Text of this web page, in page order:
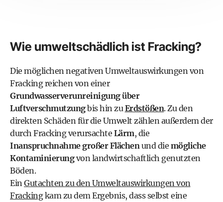
Wie umweltschädlich ist Fracking?
Die möglichen negativen Umweltauswirkungen von
Fracking reichen von einer
Grundwasserverunreinigung über
Luftverschmutzungbis hin zu Erdstößen. Zu den
direkten Schäden für die Umwelt zählen außerdem der
durch Fracking verursachte Lärm, die
Inanspruchnahme großer Flächen und die mögliche
Kontaminierungvon landwirtschaftlich genutzten
Böden.
Ein Gutachten zu den Umweltauswirkungen von
Frackingkam zu dem Ergebnis, dass selbst eine